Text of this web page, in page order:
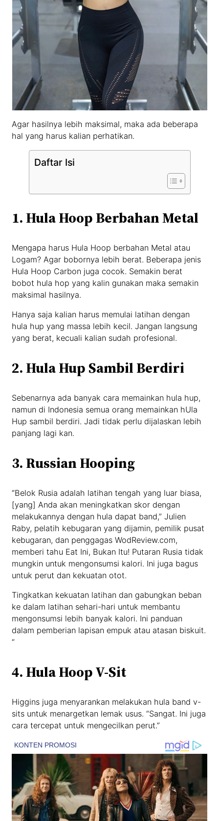
Agar hasilnya lebih maksimal, maka ada beberapa
hal yang harus kalian perhatikan.
Daftar Isi
1. Hula Hoop Berbahan Metal
Mengapa harus Hula Hoop berbahan Metal atau
Logam? Agar bobornya lebih berat. Beberapa jenis
Hula Hoop Carbon juga cocok. Semakin berat
bobot hula hop yang kalin gunakan maka semakin
maksimal hasilnya.
Hanya saja kalian harus memulai latihan dengan
hula hup yang massa lebih kecil. Jangan langsung
yang berat, kecuali kalian sudah profesional.
2. Hula Hup Sambil Berdiri
Sebenarnya ada banyak cara memainkan hula hup,
namun di Indonesia semua orang memainkan hUla
Hup sambil berdiri. Jadi tidak perlu dijalaskan lebih
panjang lagi kan.
3. Russian Hooping
“Belok Rusia adalah latihan tengah yang luar biasa,
[yang] Anda akan meningkatkan skor dengan
melakukannya dengan hula dapat band,” Julien
Raby, pelatih kebugaran yang dijamin, pemilik pusat
kebugaran, dan penggagas WodReview.com,
memberi tahu Eat Ini, Bukan Itu! Putaran Rusia tidak
mungkin untuk mengonsumsi kalori. Ini juga bagus
untuk perut dan kekuatan otot.
Tingkatkan kekuatan latihan dan gabungkan beban
ke dalam latihan sehari-hari untuk membantu
mengonsumsi lebih banyak kalori. Ini panduan
dalam pemberian lapisan empuk atau atasan biskuit.
“
4. Hula Hoop V-Sit
Higgins juga menyarankan melakukan hula band v-
sits untuk menargetkan lemak usus. “Sangat. Ini juga
cara tercepat untuk mengecilkan perut.”